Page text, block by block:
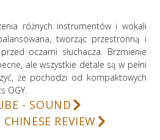
różnych instrumentów i wokali
tworząc przestronną i
oczami słuchacza. Brzmienie
ale wszystkie detale są w pełni
że pochodzi od kompaktowych
OGY.
- SOUND
REVIEW